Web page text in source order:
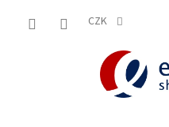
CZK
shop.etriatlon.cz - Chat